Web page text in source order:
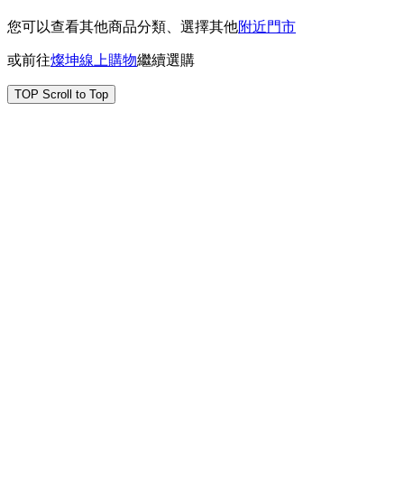
您可以查看其他商品分類、選擇其他附近門市
或前往燦坤線上購物繼續選購
TOP Scroll to Top